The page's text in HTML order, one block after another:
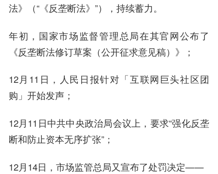
法》（“《反垄断法》”），持续蓄力。
年初，国家市场监督管理总局在其官网公布了
《反垄断法修订草案（公开征求意见稿）》；
12月11日，人民日报针对「互联网巨头社区团
购」开始发声；
12月11日中共中央政治局会议上，要求“强化反垄
断和防止资本无序扩张”；
12月14日，市场监管总局又宣布了处罚决定——